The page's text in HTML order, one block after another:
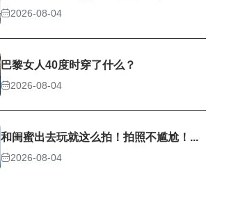
2026-08-04
巴黎女人40度时穿了什么？
2026-08-04
和闺蜜出去玩就这么拍！拍照不尴尬！...
2026-08-04